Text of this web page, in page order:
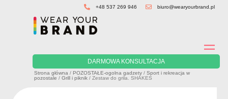
+48 537 269 946 biuro@wearyourbrand.pl
DARMOWA KONSULTACJA
Strona główna / POZOSTAŁE-ogolna gadzety /Sport i rekreacja w
pozostale /Grill i piknik / Zestaw do grila. SHAKES